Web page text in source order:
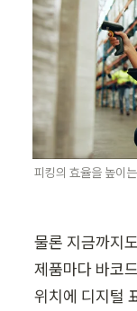
피킹의 효율을 높이
물론 지금까지
제품마다 바코
위치에 디지털